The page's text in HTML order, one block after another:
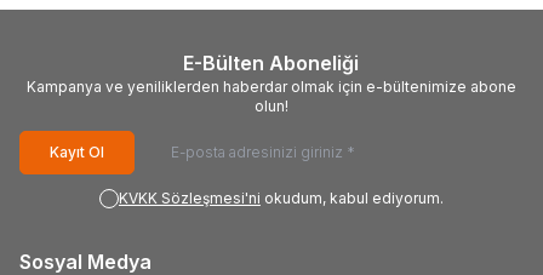
E-Bülten Aboneliği
Kampanya ve yeniliklerden haberdar olmak için e-bültenimize abone
olun!
Kayıt Ol
KVKK Sözleşmesi'ni okudum, kabul ediyorum.
Sosyal Medya